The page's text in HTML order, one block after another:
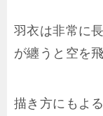
羽衣は非常に
が纏うと空を
描き方にもよ